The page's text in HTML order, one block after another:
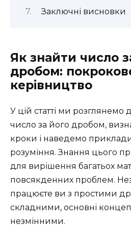
Заключні висновки
Як знайти число
дробом:
керівництво
У цій статті ми розглянемо
число за його дробом,
кроки і наведемо
розуміння. Знання цього
для вирішення багатьох
повсякденних проблем.
працюєте ви з простими
складними, основні
незмінними.